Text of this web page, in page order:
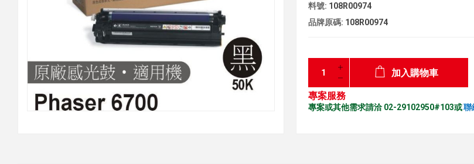
料號: 108R00974
品牌原碼: 108R00974
加入購物車
專案服務
專案或其他需求請洽 02-29102950#103或聯